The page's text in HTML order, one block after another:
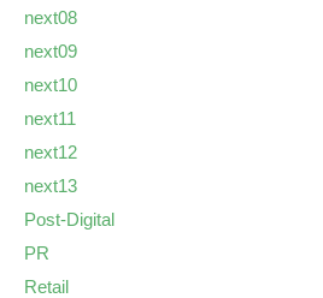
next08
next09
next10
next11
next12
next13
Post-Digital
PR
Retail